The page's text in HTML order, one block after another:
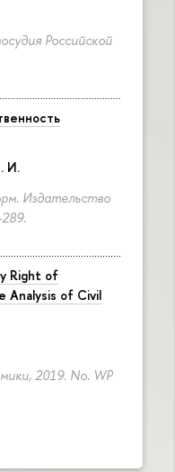
Российской
И.
Издательство
Right of
Analysis of Civil
2019. No. WP